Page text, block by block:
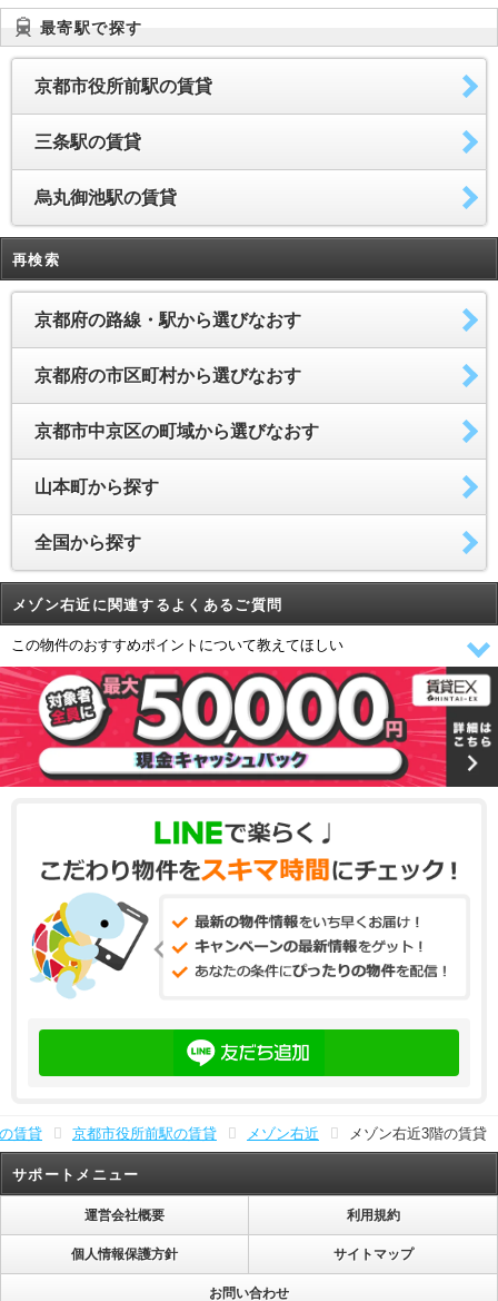
最寄駅で探す
京都市役所前駅の賃貸
三条駅の賃貸
烏丸御池駅の賃貸
再検索
京都府の路線・駅から選びなおす
京都府の市区町村から選びなおす
京都市中京区の町域から選びなおす
山本町から探す
全国から探す
メゾン右近に関連するよくあるご質問
この物件のおすすめポイントについて教えてほしい
賃貸 京都市役所前駅の賃貸 メゾン右近 メゾン右近3階の賃貸
サポートメニュー
運営会社概要 利用規約
個人情報保護方針 サイトマップ
お問い合わせ